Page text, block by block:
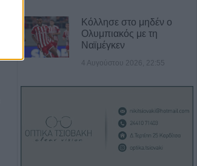
Κόλλησε στο μηδέν ο
Ολυμπιακός με τη
Ναϊμέγκεν
4 Αυγούστου 2026, 22:55